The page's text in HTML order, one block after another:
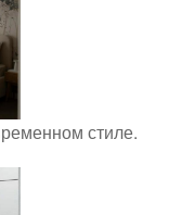
стиле.